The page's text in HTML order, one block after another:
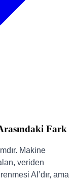
Fark
Makine
veriden
AI’dır, ama